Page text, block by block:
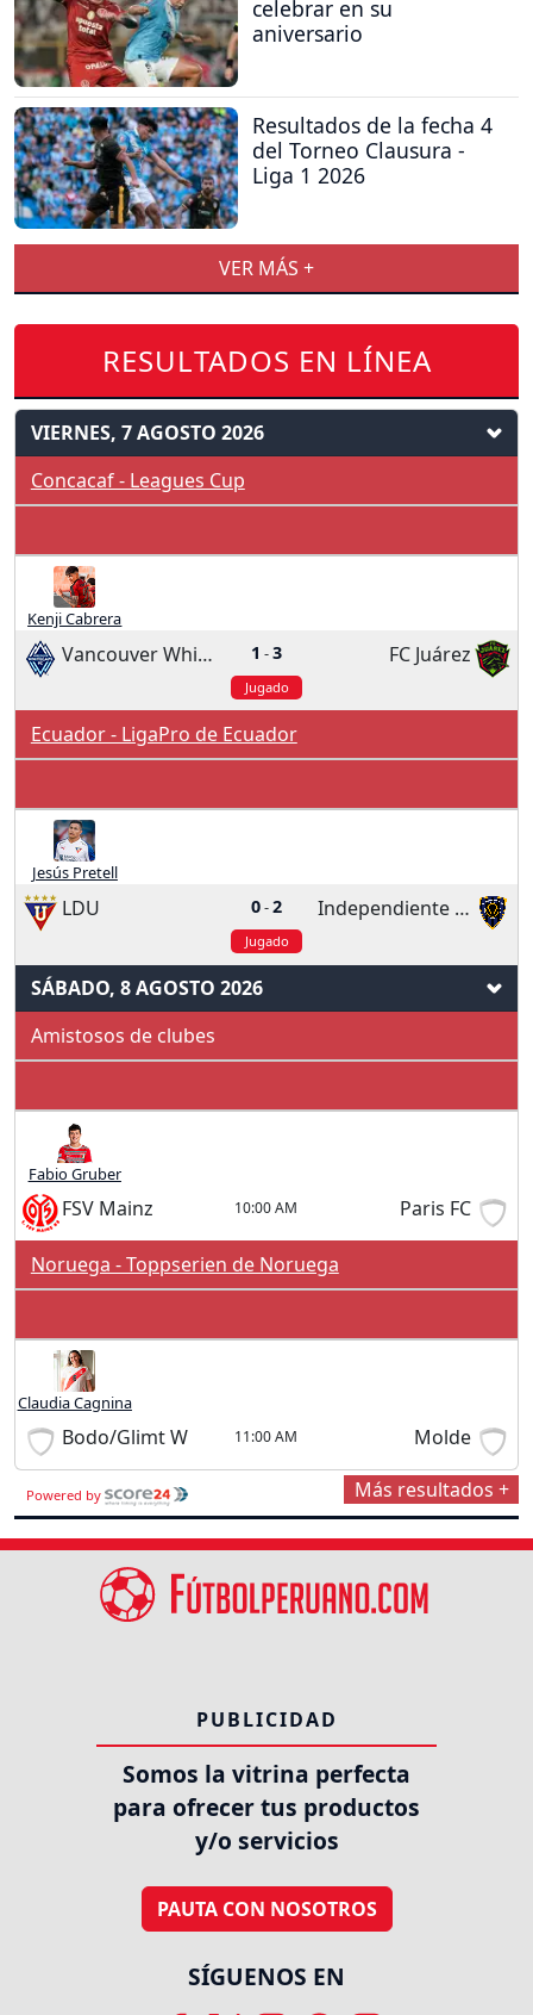
celebrar en su
aniversario
Resultados de la fecha 4
del Torneo Clausura -
Liga 1 2026
VER MÁS +
RESULTADOS EN LÍNEA
VIERNES, 7 AGOSTO 2026
Concacaf - Leagues Cup
Kenji Cabrera
Vancouver Whitecaps 1 -3 FC Juárez
Jugado
Ecuador - LigaPro de Ecuador
Jesús Pretell
LDU 0-2 Independiente Del Valle
Jugado
SÁBADO, 8 AGOSTO 2026
Amistosos de clubes
Fabio Gruber
FSV Mainz 10:00 AM Paris FC
Noruega - Toppserien de Noruega
Claudia Cagnina
Bodo/Glimt W 11:00 AM Molde
Powered by Más resultados +
PUBLICIDAD
Somos la vitrina perfecta
para ofrecer tus productos
y/o servicios
PAUTA CON NOSOTROS
SÍGUENOS EN